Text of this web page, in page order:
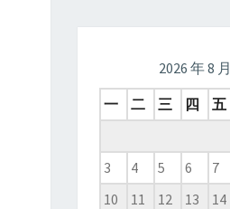
2026 年 8 月
一
二 三 四 五
3
4 5 6 7
10
11 12 13 14